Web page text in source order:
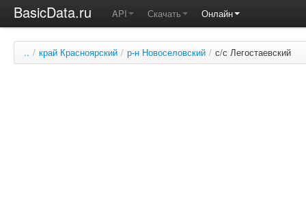
BasicData.ru API Скачать Онлайн
.. / край Красноярский / р-н Новоселовский / с/с Легостаевский